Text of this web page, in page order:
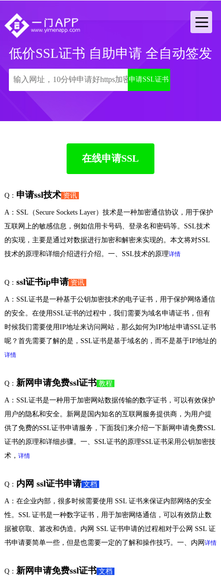
低价SSL证书 自助申请 全自动签发
申请SSL证书
在线申请SSL
Q： 申请ssl技术 资讯
A：SSL（Secure Sockets Layer）技术是一种加密通信协议，用于保护
互联网上的敏感信息，例如信用卡号码、登录名和密码等。SSL技术
的实现，主要是通过对数据进行加密和解密来实现的。本文将对SSL
技术的原理和详细介绍进行介绍。一、SSL技术的原理详情
Q： ssl证书ip申请 资讯
A：SSL证书是一种基于公钥加密技术的电子证书，用于保护网络通信
的安全。在使用SSL证书的过程中，我们需要为域名申请证书，但有
时候我们需要使用IP地址来访问网站，那么如何为IP地址申请SSL证书
呢？首先需要了解的是，SSL证书是基于域名的，而不是基于IP地址的
详情
Q： 新网申请免费ssl证书 教程
A：SSL证书是一种用于加密网站数据传输的数字证书，可以有效保护
用户的隐私和安全。新网是国内知名的互联网服务提供商，为用户提
供了免费的SSL证书申请服务，下面我们来介绍一下新网申请免费SSL
证书的原理和详细步骤。一、SSL证书的原理SSL证书采用公钥加密技
术， 详情
Q： 内网 ssl证书申请 文档
A：在企业内部，很多时候需要使用 SSL 证书来保证内部网络的安全
性。SSL 证书是一种数字证书，用于加密网络通信，可以有效防止数
据被窃取、篡改和伪造。内网 SSL 证书申请的过程相对于公网 SSL 证
书申请要简单一些，但是也需要一定的了解和操作技巧。一、内网详情
Q： 新网申请免费ssl证书 文档